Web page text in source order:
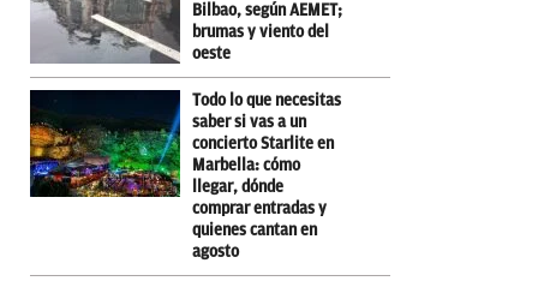
Bilbao, según AEMET;
brumas y viento del
oeste
Todo lo que necesitas
saber si vas a un
concierto Starlite en
Marbella: cómo
llegar, dónde
comprar entradas y
quienes cantan en
agosto